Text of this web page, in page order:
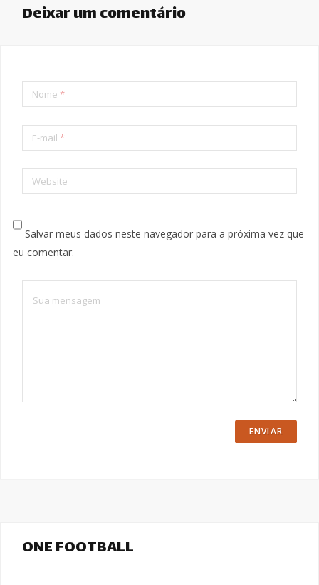
Deixar um comentário
Nome *
E-mail *
Website
Salvar meus dados neste navegador para a próxima vez que
eu comentar.
ONE FOOTBALL